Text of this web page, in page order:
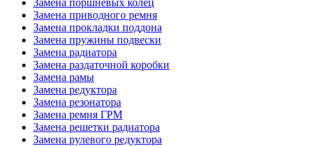
Замена поршневых колец
Замена приводного ремня
Замена прокладки поддона
Замена пружины подвески
Замена радиатора
Замена раздаточной коробки
Замена рамы
Замена редуктора
Замена резонатора
Замена ремня ГРМ
Замена решетки радиатора
Замена рулевого редуктора